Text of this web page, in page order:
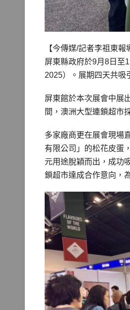
【今傳媒/記者李祖東報
屏東縣政府於9月8日至
2025）。展期四天共吸
屏東館於本次展會中展
間，澳洲大型連鎖超市
多家廠商更在展會現場
有限公司」的松花皮蛋
元用途脫穎而出，成功
鎖超市達成合作意向，